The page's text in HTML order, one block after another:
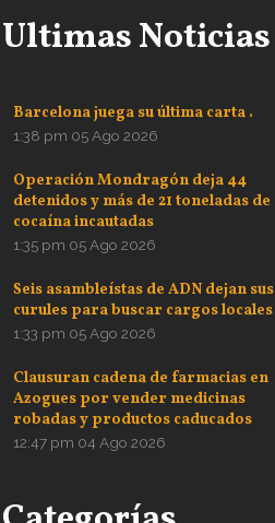
Ultimas Noticias
Barcelona juega su última carta .
1:38 pm 05 Ago 2026
Operación Mondragón deja 44
detenidos y más de 21 toneladas de
cocaína incautadas
1:35 pm 05 Ago 2026
Seis asambleístas de ADN dejan sus
curules para buscar cargos locales
1:33 pm 05 Ago 2026
Clausuran cadena de farmacias en
Azogues por vender medicinas
robadas y productos caducados
12:47 pm 04 Ago 2026